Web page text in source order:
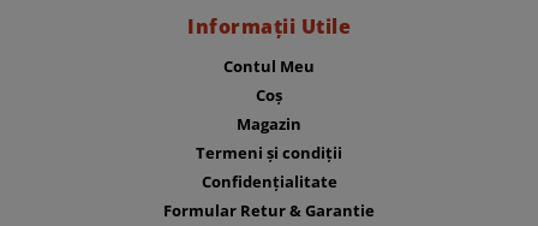
Informații Utile
Contul Meu
Coș
Magazin
Termeni și condiții
Confidențialitate
Formular Retur & Garantie